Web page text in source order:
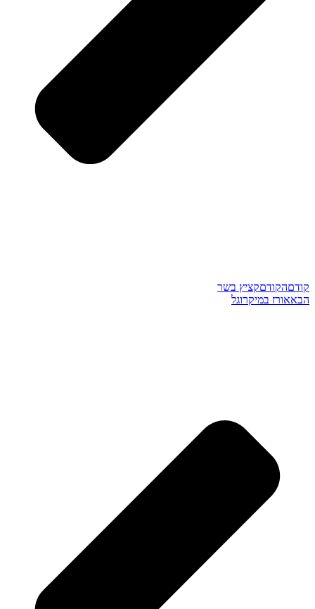
קודםהקודםקציץ בשר
הבאאורז במיקרוגל